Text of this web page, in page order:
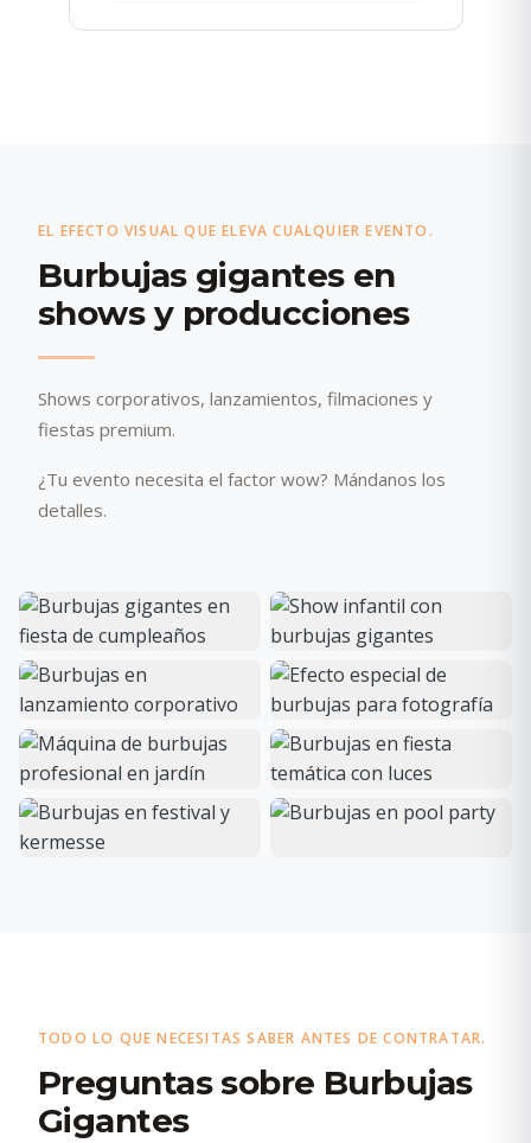
EL EFECTO VISUAL QUE ELEVA CUALQUIER EVENTO.
Burbujas gigantes en
shows y producciones
Shows corporativos, lanzamientos, filmaciones y
fiestas premium.
¿Tu evento necesita el factor wow? Mándanos los
detalles.
TODO LO QUE NECESITAS SABER ANTES DE CONTRATAR.
Preguntas sobre Burbujas
Gigantes